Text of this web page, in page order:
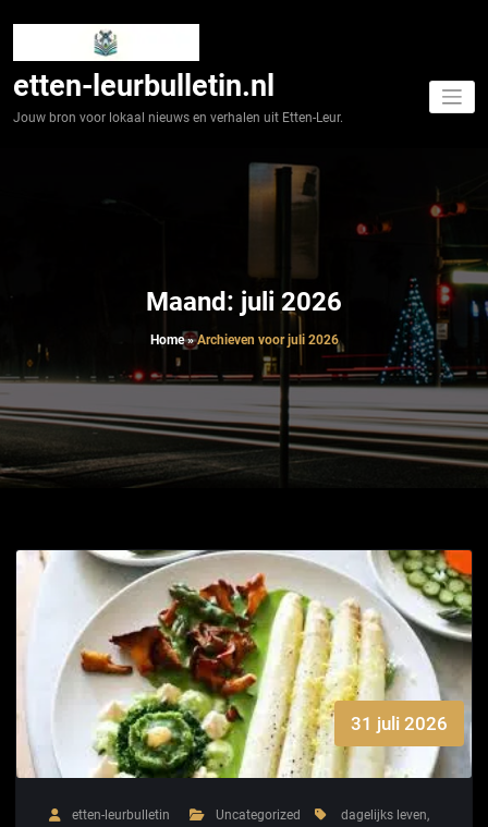
etten-leurbulletin.nl
Jouw bron voor lokaal nieuws en verhalen uit Etten-Leur.
Maand: juli 2026
Home»Archieven voor juli 2026
31 juli 2026
etten-leurbulletin Uncategorized dagelijks leven,